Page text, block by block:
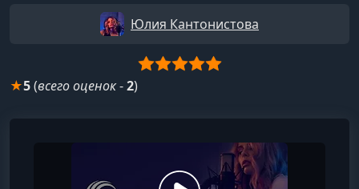
Юлия Кантонистова
★5(всего оценок-2)